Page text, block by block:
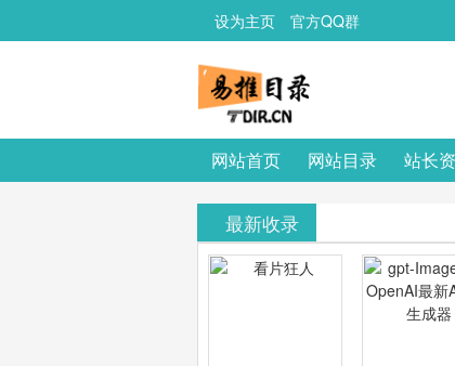
设为主页 官方QQ群
网站首页 网站目录 站长
最新收录